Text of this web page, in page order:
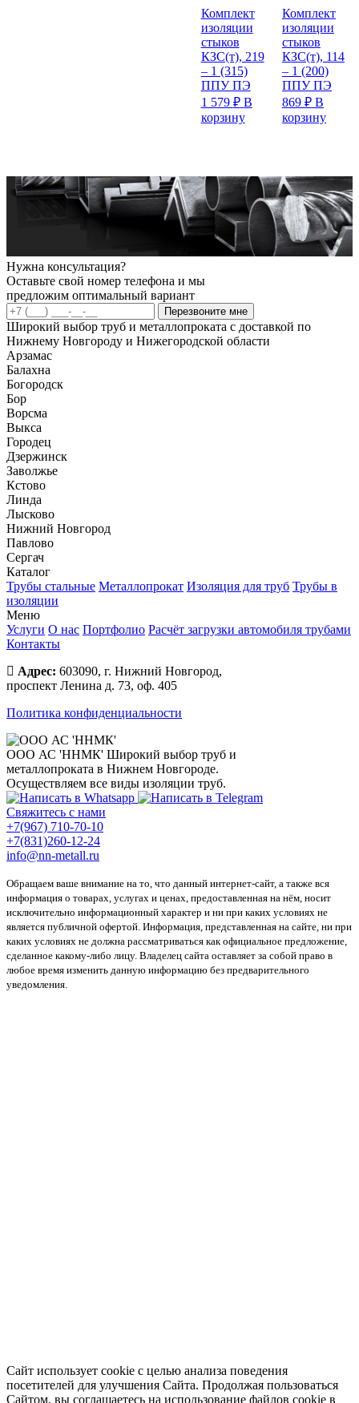
Комплект
изоляции
стыков
КЗС(т), 219
– 1 (315)
ППУ ПЭ
1 579 ₽ В
корзину
Комплект
изоляции
стыков
КЗС(т), 114
– 1 (200)
ППУ ПЭ
869 ₽ В
корзину
Нужна консультация?
Оставьте свой номер телефона и мы
предложим оптимальный вариант
Перезвоните мне
Широкий выбор труб и металлопроката с доставкой по
Нижнему Новгороду и Нижегородской области
Арзамас
Балахна
Богородск
Бор
Ворсма
Выкса
Городец
Дзержинск
Заволжье
Кстово
Линда
Лысково
Нижний Новгород
Павлово
Сергач
Каталог
Трубы стальные Металлопрокат Изоляция для труб Трубы в
изоляции
Меню
Услуги О нас Портфолио Расчёт загрузки автомобиля трубами
Контакты
Адрес: 603090, г. Нижний Новгород,
проспект Ленина д. 73, оф. 405
Политика конфиденциальности
ООО АС 'ННМК' Широкий выбор труб и
металлопроката в Нижнем Новгороде.
Осуществляем все виды изоляции труб.
Свяжитесь с нами
+7(967) 710-70-10
+7(831)260-12-24
info@nn-metall.ru
Обращаем ваше внимание на то, что данный интернет-сайт, а также вся
информация о товарах, услугах и ценах, предоставленная на нём, носит
исключительно информационный характер и ни при каких условиях не
является публичной офертой. Информация, представленная на сайте, ни при
каких условиях не должна рассматриваться как официальное предложение,
сделанное какому-либо лицу. Владелец сайта оставляет за собой право в
любое время изменить данную информацию без предварительного
уведомления.
Сайт использует cookie с целью анализа поведения
посетителей для улучшения Сайта. Продолжая пользоваться
Сайтом, вы соглашаетесь на использование файлов cookie в